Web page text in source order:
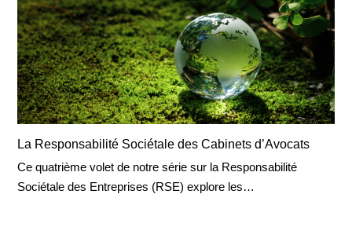
La Responsabilité Sociétale des Cabinets d’Avocats
Ce quatrième volet de notre série sur la Responsabilité
Sociétale des Entreprises (RSE) explore les…